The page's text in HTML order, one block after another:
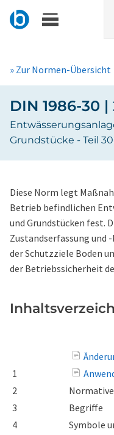
» Zur Normen-Übersicht
DIN 1986-30 |
Grundstücke - Teil
Diese Norm legt
Betrieb befindlichen
und Grundstücken fest.
Zustandserfassung und
der Schutzziele Boden
der Betriebssicherheit
1
2
3
Begriffe
4
Symbole